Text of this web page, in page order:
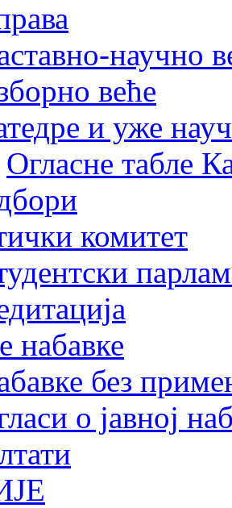
научно
веће
и уже
Огласне табле
комитет
набавке
без
о јавној